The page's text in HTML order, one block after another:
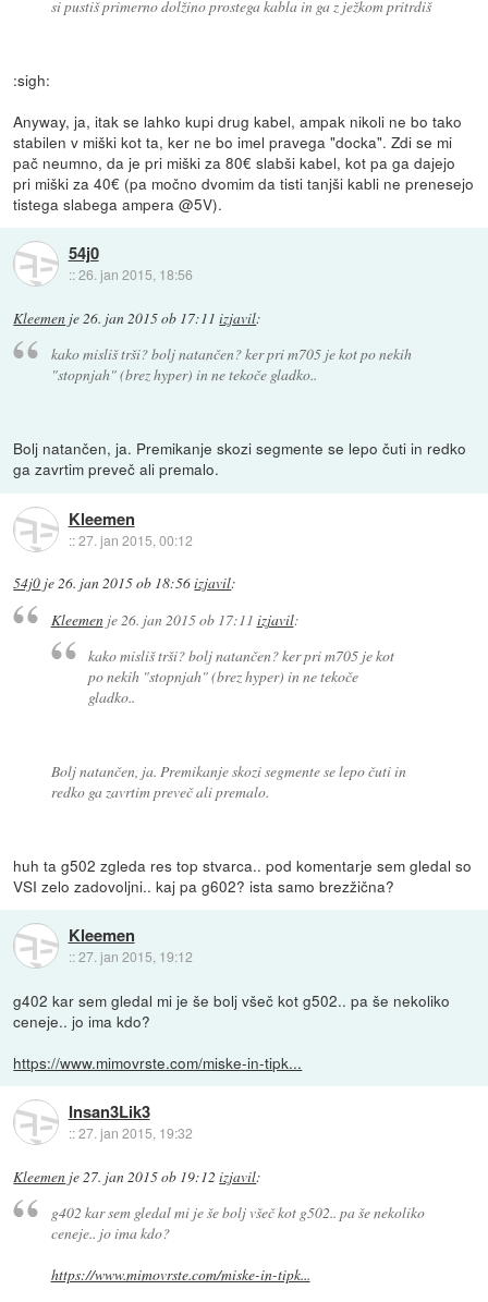
si pustiš primerno dolžino prostega kabla in ga z ježkom pritrdiš
:sigh:
Anyway, ja, itak se lahko kupi drug kabel, ampak nikoli ne bo tako
stabilen v miški kot ta, ker ne bo imel pravega "docka". Zdi se mi
pač neumno, da je pri miški za 80€ slabši kabel, kot pa ga dajejo
pri miški za 40€ (pa močno dvomim da tisti tanjši kabli ne prenesejo
tistega slabega ampera @5V).
54j0
::26. jan 2015, 18:56
Kleemen je26. jan 2015 ob 17:11 izjavil:
kako misliš trši? bolj natančen? ker pri m705 je kot po nekih
"stopnjah" (brez hyper) in ne tekoče gladko..
Bolj natančen, ja. Premikanje skozi segmente se lepo čuti in redko
ga zavrtim preveč ali premalo.
Kleemen
::27. jan 2015, 00:12
54j0 je26. jan 2015 ob 18:56izjavil:
Kleemenje26. jan 2015 ob 17:11 izjavil:
kako misliš trši? bolj natančen? ker pri m705 je kot
po nekih "stopnjah" (brez hyper) in ne tekoče
gladko..
Bolj natančen, ja. Premikanje skozi segmente se lepo čuti in
redko ga zavrtim preveč ali premalo.
huh ta g502 zgleda res top stvarca.. pod komentarje sem gledal so
VSI zelo zadovoljni.. kaj pa g602? ista samo brezžična?
Kleemen
::27. jan 2015, 19:12
g402 kar sem gledal mi je še bolj všeč kot g502.. pa še nekoliko
ceneje.. jo ima kdo?
https://www.mimovrste.com/miske-in-tipk...
Insan3Lik3
::27. jan 2015, 19:32
Kleemen je27. jan 2015 ob 19:12 izjavil:
g402 kar sem gledal mi je še bolj všeč kot g502.. pa še nekoliko
ceneje.. jo ima kdo?
https://www.mimovrste.com/miske-in-tipk...